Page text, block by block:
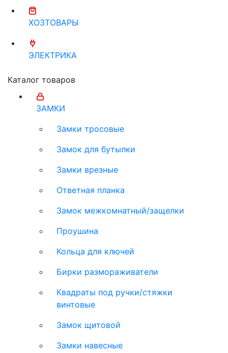
ХОЗТОВАРЫ
ЭЛЕКТРИКА
Каталог товаров
ЗАМКИ
Замки тросовые
Замок для бутылки
Замки врезные
Ответная планка
Замок межкомнатный/защелки
Проушина
Кольца для ключей
Бирки размораживатели
Квадраты под ручки/стяжки
винтовые
Замок щитовой
Замки навесные